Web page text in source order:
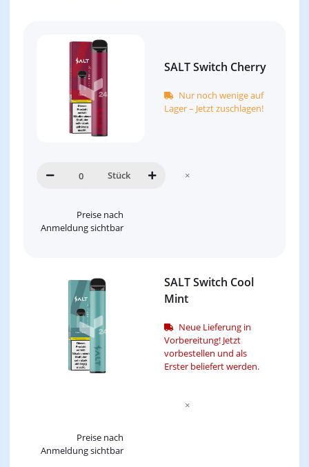
SALT Switch Cherry
Nur noch wenige auf
Lager – Jetzt zuschlagen!
Stück ×
Preise nach
Anmeldung sichtbar
SALT Switch Cool
Mint
Neue Lieferung in
Vorbereitung! Jetzt
vorbestellen und als
Erster beliefert werden.
×
Preise nach
Anmeldung sichtbar